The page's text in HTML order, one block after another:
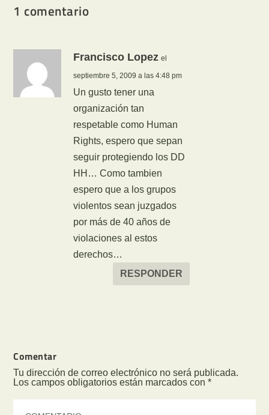
1 comentario
Francisco Lopez el
septiembre 5, 2009 a las 4:48 pm
Un gusto tener una
organización tan
respetable como Human
Rights, espero que sepan
seguir protegiendo los DD
HH… Como tambien
espero que a los grupos
violentos sean juzgados
por más de 40 años de
violaciones al estos
derechos…
RESPONDER
Comentar
Tu dirección de correo electrónico no será publicada.
Los campos obligatorios están marcados con*